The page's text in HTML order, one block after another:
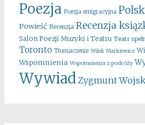
Poezja Poezja emigracyjna
Powieść Recenzja Recenzja
Salon Poezji Muzyki i Teatru Teatr
Toronto Tłumaczenie Wilek Markiewicz
Wspomnienia Wspomnienia z podróży
WywiadZygmunt